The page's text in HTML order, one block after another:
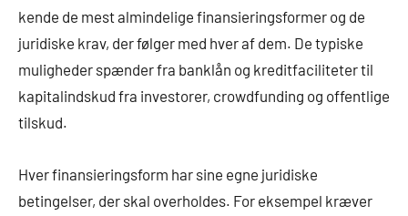
kende de mest almindelige finansieringsformer og de
juridiske krav, der følger med hver af dem. De typiske
muligheder spænder fra banklån og kreditfaciliteter til
kapitalindskud fra investorer, crowdfunding og offentlige
tilskud.
Hver finansieringsform har sine egne juridiske
betingelser, der skal overholdes. For eksempel kræver